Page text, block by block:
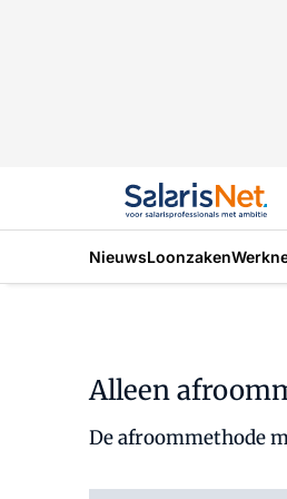
NieuwsLoonzaken
Alleen
De afroommethode